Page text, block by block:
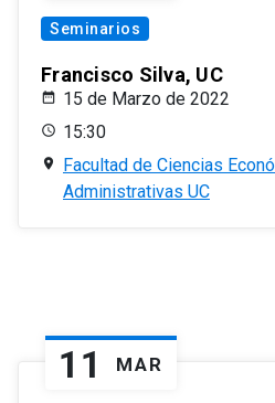
Seminarios
Francisco Silva, UC
15 de Marzo de 2022
15:30
Facultad de Ciencias
Administrativas UC
11 MAR